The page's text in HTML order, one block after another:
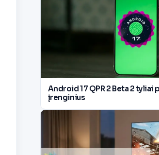
Android 17 QPR 2 Beta 2 tyliai
įrenginius